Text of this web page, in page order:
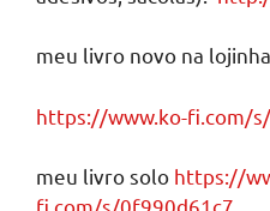
meu livro novo na
https://www.ko-fi.com/
meu livro solo https://
fi.com/s/0f990d61c7